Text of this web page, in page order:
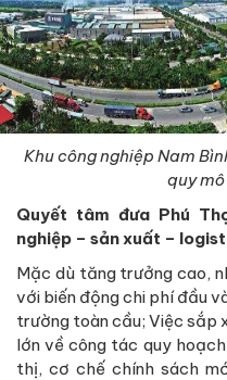
Khu công nghiệp Nam
quy
Quyết tâm đưa Phú
nghiệp – sản xuất –
Mặc dù tăng trưởng cao,
với biến động chi phí đầu
trường toàn cầu; Việc sắp
lớn về công tác quy
thị, cơ chế chính sách